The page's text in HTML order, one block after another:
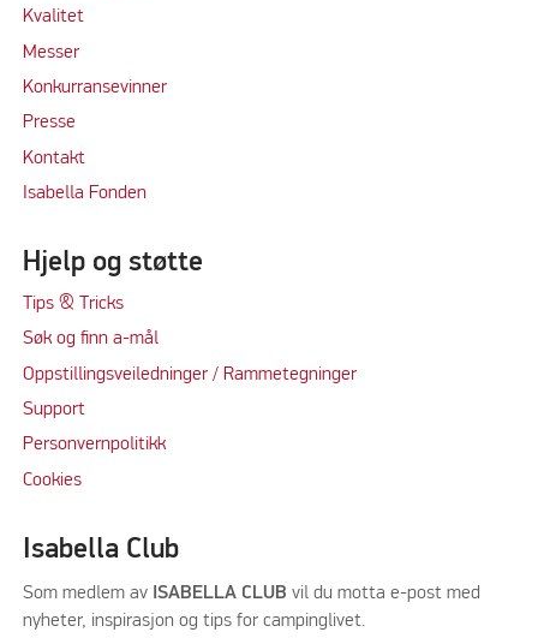
Kvalitet
Messer
Konkurransevinner
Presse
Kontakt
Isabella Fonden
Hjelp og støtte
Tips & Tricks
Søk og finn a-mål
Oppstillingsveiledninger / Rammetegninger
Support
Personvernpolitikk
Cookies
Isabella Club
Som medlem avISABELLA CLUB vil du motta e-post med
nyheter, inspirasjon og tips for campinglivet.